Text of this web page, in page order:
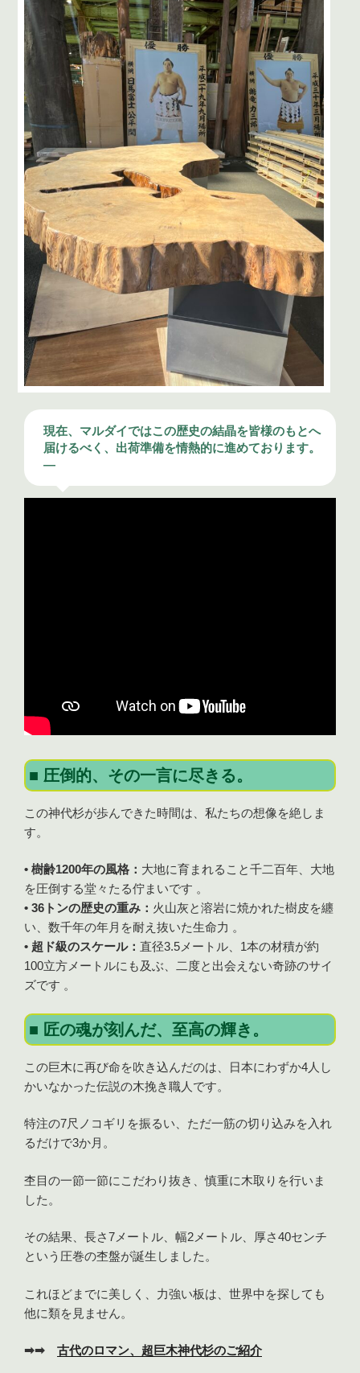
現在、マルダイではこの歴史の結晶を皆様のもとへ
届けるべく、出荷準備を情熱的に進めております。
—
■ 圧倒的、その一言に尽きる。
この神代杉が歩んできた時間は、私たちの想像を絶しま
す。
• 樹齢1200年の風格： 大地に育まれること千二百年、大地
を圧倒する堂々たる佇まいです 。
• 36トンの歴史の重み： 火山灰と溶岩に焼かれた樹皮を纏
い、数千年の年月を耐え抜いた生命力 。
• 超ド級のスケール： 直径3.5メートル、1本の材積が約
100立方メートルにも及ぶ、二度と出会えない奇跡のサイ
ズです 。
■ 匠の魂が刻んだ、至高の輝き。
この巨木に再び命を吹き込んだのは、日本にわずか4人し
かいなかった伝説の木挽き職人です。
特注の7尺ノコギリを振るい、ただ一筋の切り込みを入れ
るだけで3か月。
杢目の一節一節にこだわり抜き、慎重に木取りを行いま
した。
その結果、長さ7メートル、幅2メートル、厚さ40センチ
という圧巻の杢盤が誕生しました。
これほどまでに美しく、力強い板は、世界中を探しても
他に類を見ません。
➡➡ 古代のロマン、超巨木神代杉のご紹介